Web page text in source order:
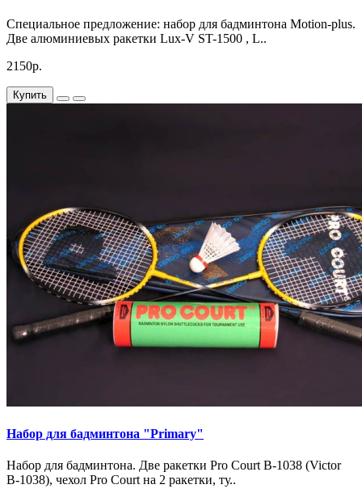
Специальное предложение: набор для бадминтона Motion-plus.
Две алюминиевых ракетки Lux-V ST-1500 , L..
2150р.
Купить
Набор для бадминтона "Primary"
Набор для бадминтона. Две ракетки Pro Court B-1038 (Victor
B-1038), чехол Pro Court на 2 ракетки, ту..